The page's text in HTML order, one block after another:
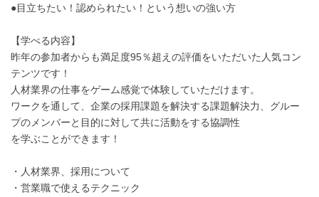
●目立ちたい！認められたい！という想いの強い方
【学べる内容】
昨年の参加者からも満足度95％超えの評価をいただいた人気コン
テンツです！
人材業界の仕事をゲーム感覚で体験していただけます。
ワークを通して、企業の採用課題を解決する課題解決力、グルー
プのメンバーと目的に対して共に活動をする協調性
を学ぶことができます！
・人材業界、採用について
・営業職で使えるテクニック